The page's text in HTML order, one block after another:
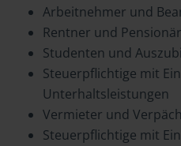
Arbeitnehmer und
Rentner und
Studenten und
Steuerpflichtige mit
Unterhaltsleistungen
Vermieter und
Steuerpflichtige mit